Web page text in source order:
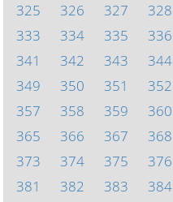
325
326 327 328
333
334 335 336
341
342 343 344
349
350 351 352
357
358 359 360
365
366 367 368
373
374 375 376
381
382 383 384